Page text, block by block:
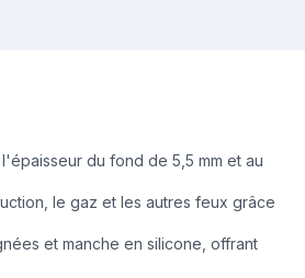
du fond de 5,5 mm et au
le gaz et les autres feux grâce
et manche en silicone, offrant